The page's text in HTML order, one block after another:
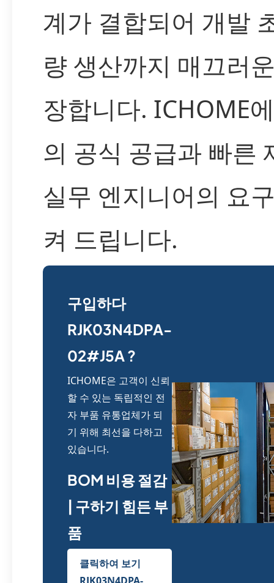
계가 결합되어 개발
량 생산까지 매끄러
장합니다. ICHOME
의 공식 공급과 빠른
실무 엔지니어의 요
켜 드립니다.
구입하다
RJK03N4DPA-
02#J5A ?
ICHOME은 고객이 신뢰
할 수 있는 독립적인 전
자 부품 유통업체가 되
기 위해 최선을 다하고
있습니다.
BOM 비용 절감
| 구하기 힘든 부
품
클릭하여 보기
RJK03N4DPA-